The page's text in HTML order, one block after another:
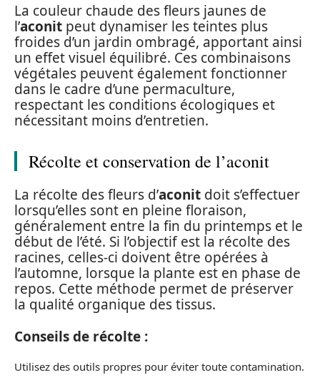
La couleur chaude des fleurs jaunes de
l’aconit peut dynamiser les teintes plus
froides d’un jardin ombragé, apportant ainsi
un effet visuel équilibré. Ces combinaisons
végétales peuvent également fonctionner
dans le cadre d’une permaculture,
respectant les conditions écologiques et
nécessitant moins d’entretien.
Récolte et conservation de l’aconit
La récolte des fleurs d’aconit doit s’effectuer
lorsqu’elles sont en pleine floraison,
généralement entre la fin du printemps et le
début de l’été. Si l’objectif est la récolte des
racines, celles-ci doivent être opérées à
l’automne, lorsque la plante est en phase de
repos. Cette méthode permet de préserver
la qualité organique des tissus.
Conseils de récolte :
Utilisez des outils propres pour éviter toute contamination.